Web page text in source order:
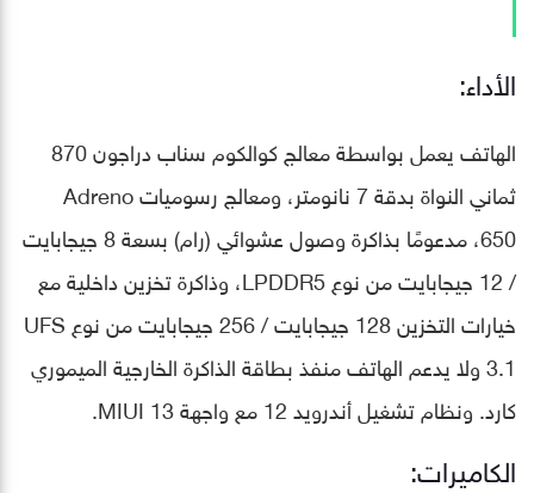
الأداء:
الهاتف يعمل بواسطة معالج كوالكوم سناب دراجون 870
ثماني النواة بدقة 7 نانومتر، ومعالج رسوميات Adreno
650، مدعومًا بذاكرة وصول عشوائي (رام) بسعة 8 جيجابايت
/ 12 جيجابايت من نوع LPDDR5، وذاكرة تخزين داخلية مع
خيارات التخزين 128 جيجابايت / 256 جيجابايت من نوع UFS
3.1 ولا يدعم الهاتف منفذ بطاقة الذاكرة الخارجية الميموري
كارد. ونظام تشغيل أندرويد 12 مع واجهة MIUI 13.
الكاميرات: